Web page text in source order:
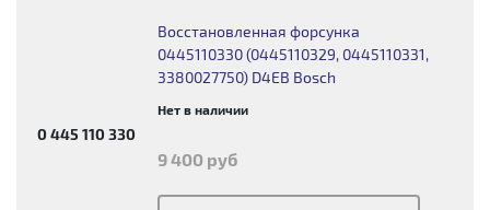
0 445 110 330
Восстановленная форсунка
0445110330 (0445110329, 0445110331,
3380027750) D4EB Bosch
Нет в наличии
9 400 руб